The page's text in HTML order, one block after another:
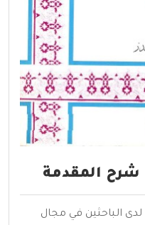
شرح المقدمة
لدى الباحثين في مجال